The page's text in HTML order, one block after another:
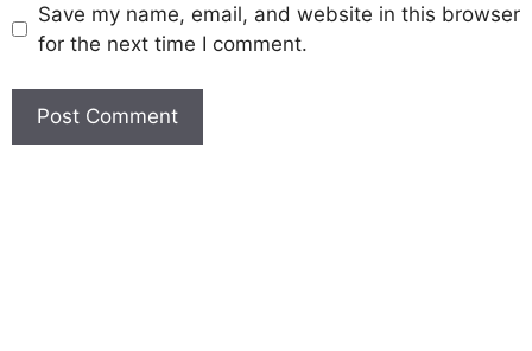
Save my name, email, and website in this browser
for the next time I comment.